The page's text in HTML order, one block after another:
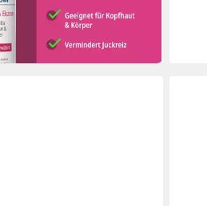
ml)
bei dir